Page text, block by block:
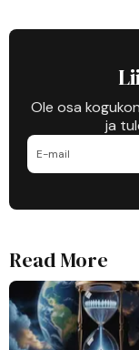
Ole osa
ja
Read More